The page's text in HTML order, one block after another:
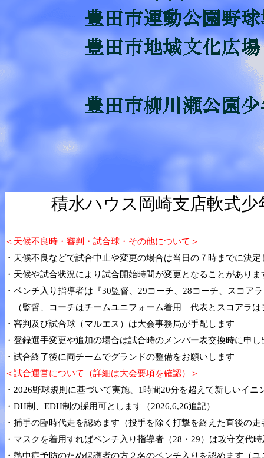
積水ハウス岡崎支店軟式
＜天候不良時・審判・試合球・その他について＞
・天候不良などで試合中止や変更の場合は当日の７時までに決
・天候や試合状況により試合開始時間が変更となることがあり
・ベンチ入り指導者は『30監督、29コーチ、28コーチ、スコア
（監督、コーチはチームユニフォーム着用 代表とスコアラは
・審判及び試合球（マルエス）は大会事務局が手配します
・登録選手変更や追加の場合は試合時のメンバー表交換時に申し
・試合終了後に両チームでグランドの整備をお願いします
＜試合運営について（詳細は大会要項を確認）＞
・2026野球規則に基づいて実施、1時間20分を超えて新しいイ
・DH制、EDH制の採用可とします（2026,6,26追記）
・捕手の臨時代走を認めます（投手を除く打撃を終えた直後の
・マスクを着用すればベンチ入り指導者（28・29）は攻守交代
・熱中症予防のため保護者の方２名のベンチ入りを認めます（